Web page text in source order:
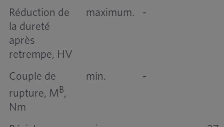
Réduction de
la dureté
après
retrempe, HV
maximum. -
Couple de
rupture, M B,
Nm
min. -